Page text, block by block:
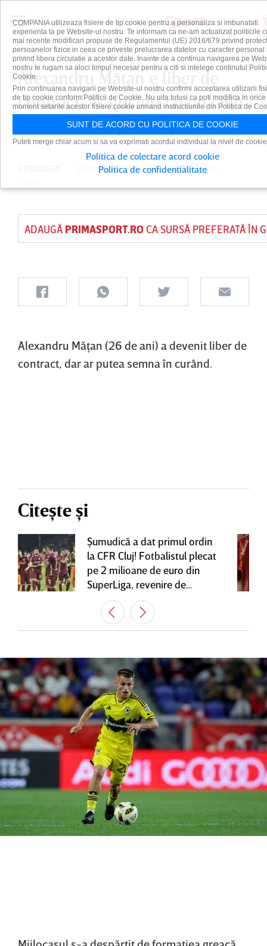
Alexandru Măţan e liber de
contract! Negocieri cu un club
dintr-un campionat puternic
PUBLICAT DEDAIAN CUTUPE 3 IUL
ADAUGĂ PRIMASPORT.ROCA SURSĂ PREFERATĂ ÎN
Alexandru Măţan (26 de ani) a devenit liber de
contract, dar ar putea semna în curând.
Citește și
Şumudică a dat primul ordin
la CFR Cluj! Fotbalistul plecat
pe 2 milioane de euro din
SuperLiga, revenire de
senzaţie în Gruia
COMPANIA utilizeaza fisiere de tip cookie pentru a personaliza si imbunatati
experienta ta pe Website-ul nostru. Te informam ca ne-am actualizat politicile
mai recente modificari propuse de Regulamentul (UE) 2016/679 privind
persoanelor fizice in ceea ce priveste prelucrarea datelor cu caracter personal
privind libera circulatie a acestor date. Inainte de a continua navigarea pe
nostru te rugam sa aloci timpul necesar pentru a citi si intelege continutul
Cookie.
Prin continuarea navigarii pe Website-ul nostru confirmi acceptarea utilizarii
de tip cookie conform Politicii de Cookie. Nu uita totusi ca poti modifica in orice
moment setarile acestor fisiere cookie urmand instructiunile din Politica de
SUNT DE ACORD CU POLITICA DE COOKIE
Puteti merge chiar acum si sa va exprimati acordul individual la nivel de
Politica de colectare acord cookie
Politica de confidentialitate